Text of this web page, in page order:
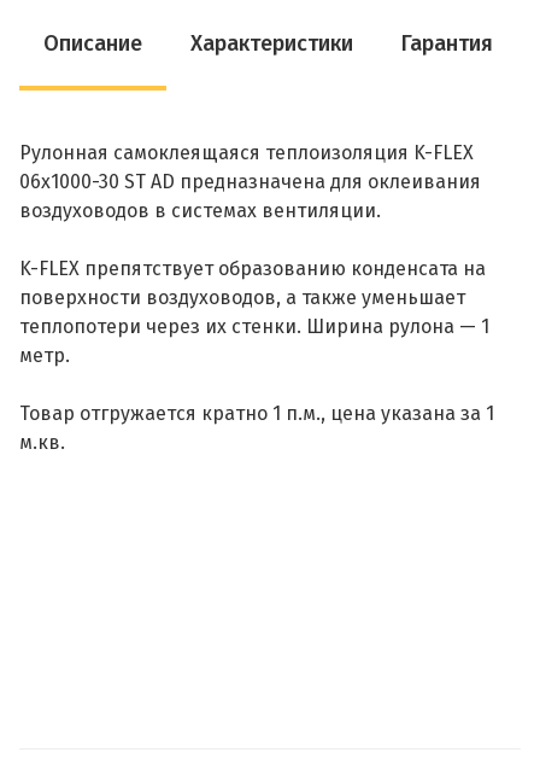
Описание Характеристики Гарантия
Рулонная самоклеящаяся теплоизоляция K-FLEX
06х1000-30 ST AD предназначена для оклеивания
воздуховодов в системах вентиляции.
K-FLEX препятствует образованию конденсата на
поверхности воздуховодов, а также уменьшает
теплопотери через их стенки. Ширина рулона — 1
метр.
Товар отгружается кратно 1 п.м., цена указана за 1
м.кв.